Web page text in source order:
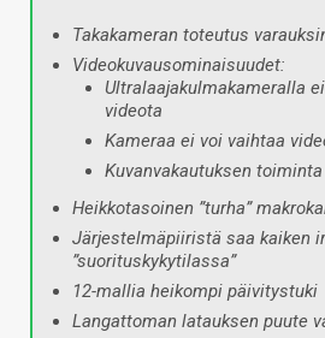
Takakameran toteutus
Videokuvausominaisuudet:
Ultralaajakulmakameralla
videota
Kameraa ei voi vaihtaa
Kuvanvakautuksen
Heikkotasoinen ”turha”
Järjestelmäpiiristä saa kaiken
”suorituskykytilassa”
12-mallia heikompi päivitystuki
Langattoman latauksen puute